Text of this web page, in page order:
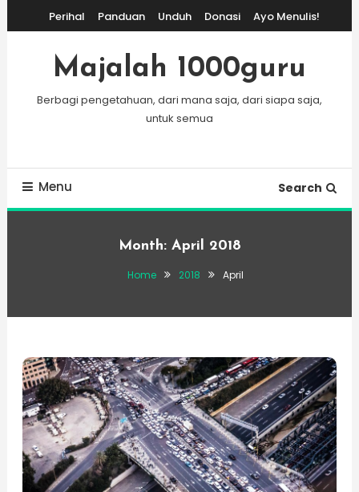
To
Content
Perihal Panduan Unduh Donasi Ayo Menulis!
Majalah 1000guru
Berbagi pengetahuan, dari mana saja, dari siapa saja,
untuk semua
Menu Search
Month: April 2018
Home 2018 April